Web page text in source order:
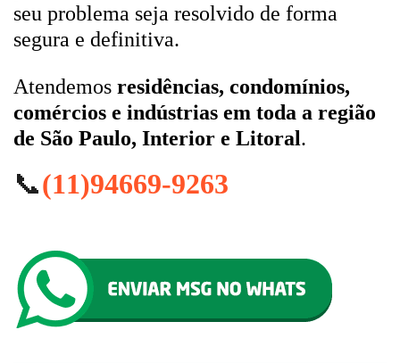
seu problema seja resolvido de forma
segura e definitiva.
Atendemos residências, condomínios,
comércios e indústrias em toda a região
de São Paulo, Interior e Litoral.
📞(11)94669-9263